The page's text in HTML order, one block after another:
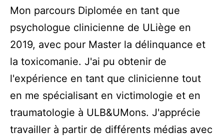
Mon parcours Diplomée en tant que
psychologue clinicienne de ULiège en
2019, avec pour Master la délinquance et
la toxicomanie. J'ai pu obtenir de
l'expérience en tant que clinicienne tout
en me spécialisant en victimologie et en
traumatologie à ULB&UMons. J'apprécie
travailler à partir de différents médias avec